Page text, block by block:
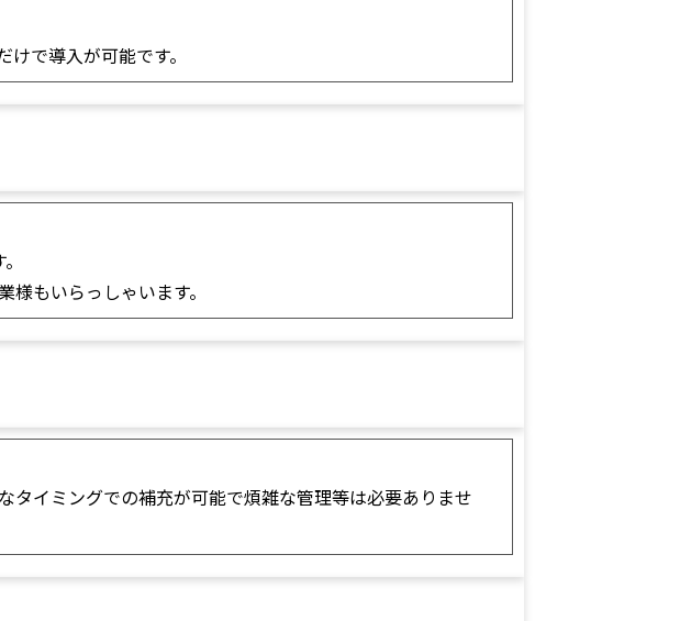
で導入が可能です。
もいらっしゃいます。
タイミングでの補充が可能で煩雑な管理等は必要ありませ